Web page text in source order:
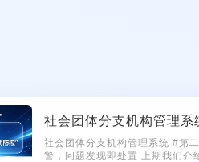
社会团体分支机构管理系统 #第二十六期 年检前集中整
警，问题发现即处置 上期我们介